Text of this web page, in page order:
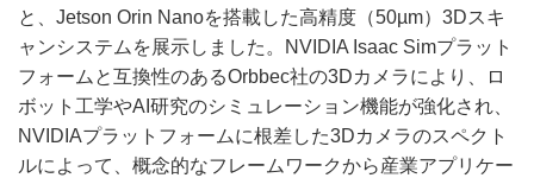
と、Jetson Orin Nanoを搭載した高精度（50µm）3Dスキ
ャンシステムを展示しました。NVIDIA Isaac Simプラット
フォームと互換性のあるOrbbec社の3Dカメラにより、ロ
ボット工学やAI研究のシミュレーション機能が強化され、
NVIDIAプラットフォームに根差した3Dカメラのスペクト
ルによって、概念的なフレームワークから産業アプリケー